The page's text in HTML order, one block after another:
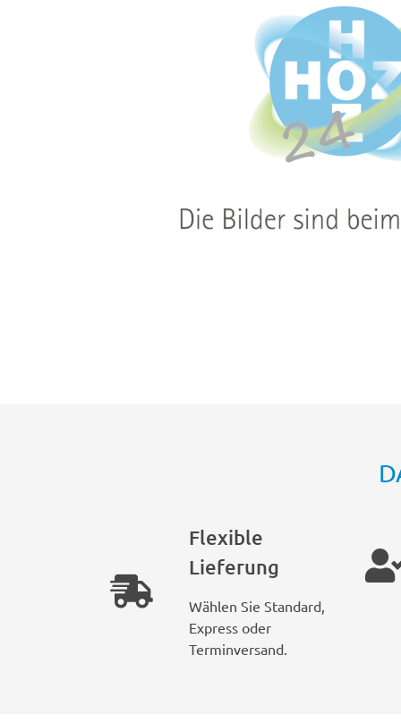
Flexible
Lieferung
Wählen Sie Standard,
Express oder
Terminversand.